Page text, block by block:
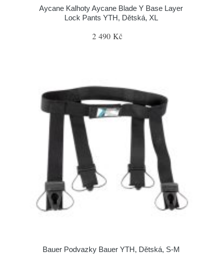
Aycane Kalhoty Aycane Blade Y Base Layer
Lock Pants YTH, Dětská, XL
2 490 Kč
Bauer Podvazky Bauer YTH, Dětská, S-M